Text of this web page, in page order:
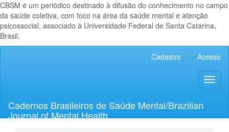
CBSM é um periódico destinado à difusão do conhecimento no campo
da saúde coletiva, com foco na área da saúde mental e atenção
psicossocial, associado à Universidade Federal de Santa Catarina,
Brasil.
Lateral
Cadastro Acesso
Cadernos Brasileiros de Saúde Mental/Brazilian
Journal of Mental Health